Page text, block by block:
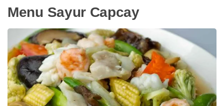
Menu Sayur Capcay